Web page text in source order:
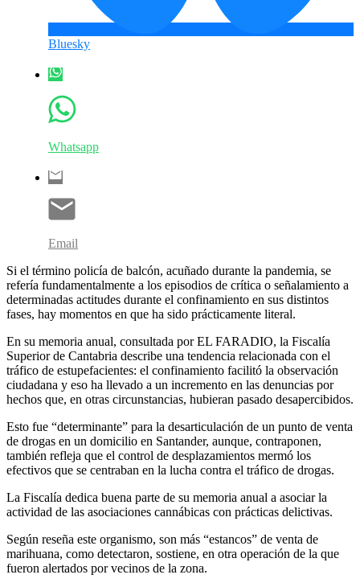
Bluesky
Whatsapp
Email
Si el término policía de balcón, acuñado durante la pandemia, se
refería fundamentalmente a los episodios de crítica o señalamiento a
determinadas actitudes durante el confinamiento en sus distintos
fases, hay momentos en que ha sido prácticamente literal.
En su memoria anual, consultada por EL FARADIO, la Fiscalía
Superior de Cantabria describe una tendencia relacionada con el
tráfico de estupefacientes: el confinamiento facilitó la observación
ciudadana y eso ha llevado a un incremento en las denuncias por
hechos que, en otras circunstancias, hubieran pasado desapercibidos.
Esto fue “determinante” para la desarticulación de un punto de venta
de drogas en un domicilio en Santander, aunque, contraponen,
también refleja que el control de desplazamientos mermó los
efectivos que se centraban en la lucha contra el tráfico de drogas.
La Fiscalía dedica buena parte de su memoria anual a asociar la
actividad de las asociaciones cannábicas con prácticas delictivas.
Según reseña este organismo, son más “estancos” de venta de
marihuana, como detectaron, sostiene, en otra operación de la que
fueron alertados por vecinos de la zona.